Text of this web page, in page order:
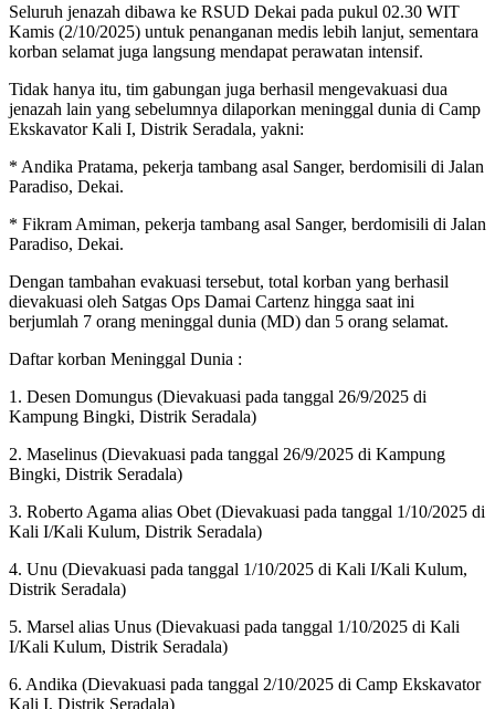
Seluruh jenazah dibawa ke RSUD Dekai pada pukul 02.30 WIT
Kamis (2/10/2025) untuk penanganan medis lebih lanjut, sementara
korban selamat juga langsung mendapat perawatan intensif.
Tidak hanya itu, tim gabungan juga berhasil mengevakuasi dua
jenazah lain yang sebelumnya dilaporkan meninggal dunia di Camp
Ekskavator Kali I, Distrik Seradala, yakni:
* Andika Pratama, pekerja tambang asal Sanger, berdomisili di Jalan
Paradiso, Dekai.
* Fikram Amiman, pekerja tambang asal Sanger, berdomisili di Jalan
Paradiso, Dekai.
Dengan tambahan evakuasi tersebut, total korban yang berhasil
dievakuasi oleh Satgas Ops Damai Cartenz hingga saat ini
berjumlah 7 orang meninggal dunia (MD) dan 5 orang selamat.
Daftar korban Meninggal Dunia :
1. Desen Domungus (Dievakuasi pada tanggal 26/9/2025 di
Kampung Bingki, Distrik Seradala)
2. Maselinus (Dievakuasi pada tanggal 26/9/2025 di Kampung
Bingki, Distrik Seradala)
3. Roberto Agama alias Obet (Dievakuasi pada tanggal 1/10/2025 di
Kali I/Kali Kulum, Distrik Seradala)
4. Unu (Dievakuasi pada tanggal 1/10/2025 di Kali I/Kali Kulum,
Distrik Seradala)
5. Marsel alias Unus (Dievakuasi pada tanggal 1/10/2025 di Kali
I/Kali Kulum, Distrik Seradala)
6. Andika (Dievakuasi pada tanggal 2/10/2025 di Camp Ekskavator
Kali I, Distrik Seradala)